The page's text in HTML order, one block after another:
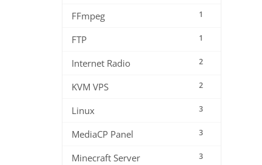
1
FFmpeg
1
FTP
2
Internet Radio
2
KVM VPS
3
Linux
3
MediaCP Panel
3
Minecraft Server